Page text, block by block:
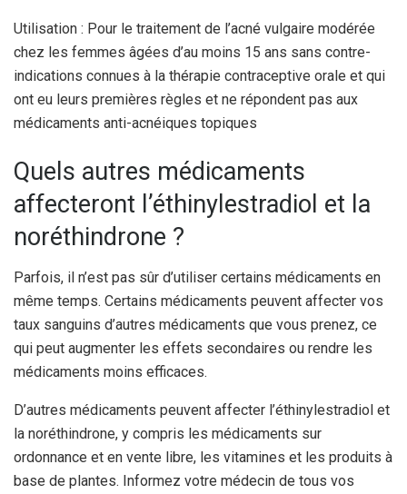
Utilisation : Pour le traitement de l’acné vulgaire modérée
chez les femmes âgées d’au moins 15 ans sans contre-
indications connues à la thérapie contraceptive orale et qui
ont eu leurs premières règles et ne répondent pas aux
médicaments anti-acnéiques topiques
Quels autres médicaments
affecteront l’éthinylestradiol et la
noréthindrone ?
Parfois, il n’est pas sûr d’utiliser certains médicaments en
même temps. Certains médicaments peuvent affecter vos
taux sanguins d’autres médicaments que vous prenez, ce
qui peut augmenter les effets secondaires ou rendre les
médicaments moins efficaces.
D’autres médicaments peuvent affecter l’éthinylestradiol et
la noréthindrone, y compris les médicaments sur
ordonnance et en vente libre, les vitamines et les produits à
base de plantes. Informez votre médecin de tous vos